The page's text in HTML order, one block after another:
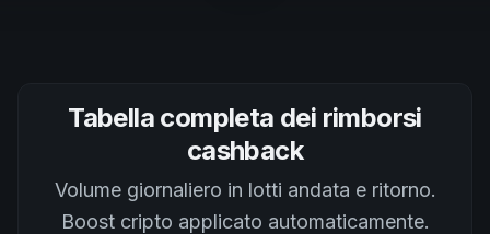
Tabella completa dei rimborsi
cashback
Volume giornaliero in lotti andata e ritorno.
Boost cripto applicato automaticamente.